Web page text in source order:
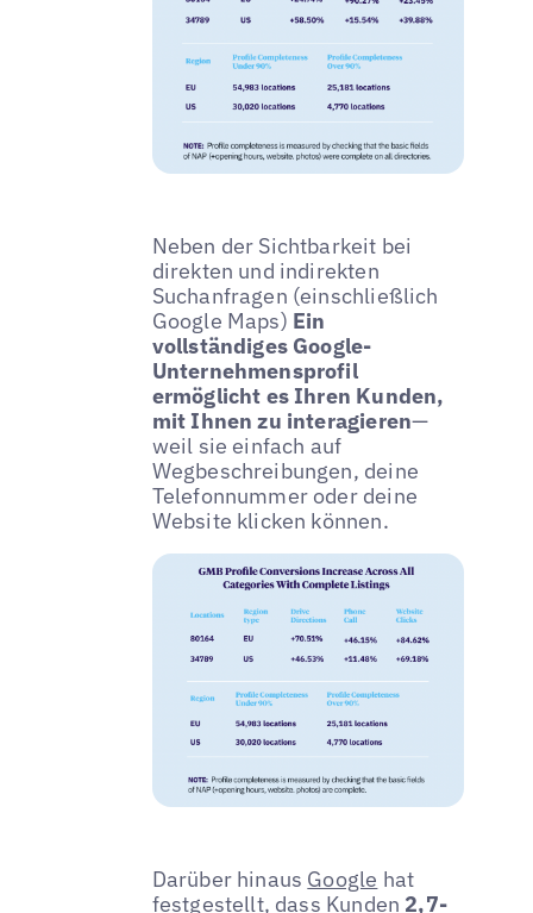
Neben der Sichtbarkeit bei
direkten und indirekten
Suchanfragen (einschließlich
Google Maps) Ein
vollständiges Google-
Unternehmensprofil
ermöglicht es Ihren Kunden,
mit Ihnen zu interagieren—
weil sie einfach auf
Wegbeschreibungen, deine
Telefonnummer oder deine
Website klicken können.
Darüber hinaus Google hat
festgestellt, dass Kunden 2,7-